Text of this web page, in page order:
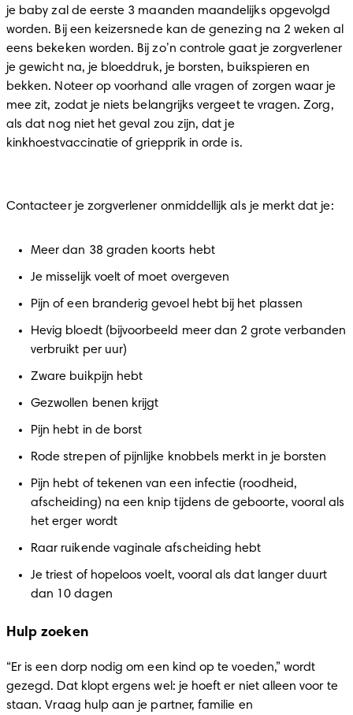
je baby zal de eerste 3 maanden maandelijks opgevolgd
worden. Bij een keizersnede kan de genezing na 2 weken al
eens bekeken worden. Bij zo’n controle gaat je zorgverlener
je gewicht na, je bloeddruk, je borsten, buikspieren en
bekken. Noteer op voorhand alle vragen of zorgen waar je
mee zit, zodat je niets belangrijks vergeet te vragen. Zorg,
als dat nog niet het geval zou zijn, dat je
kinkhoestvaccinatie of griepprik in orde is.
Contacteer je zorgverlener onmiddellijk als je merkt dat je:
Meer dan 38 graden koorts hebt
Je misselijk voelt of moet overgeven
Pijn of een branderig gevoel hebt bij het plassen
Hevig bloedt (bijvoorbeeld meer dan 2 grote verbanden
verbruikt per uur)
Zware buikpijn hebt
Gezwollen benen krijgt
Pijn hebt in de borst
Rode strepen of pijnlijke knobbels merkt in je borsten
Pijn hebt of tekenen van een infectie (roodheid,
afscheiding) na een knip tijdens de geboorte, vooral als
het erger wordt
Raar ruikende vaginale afscheiding hebt
Je triest of hopeloos voelt, vooral als dat langer duurt
dan 10 dagen
Hulp zoeken
“Er is een dorp nodig om een kind op te voeden,” wordt
gezegd. Dat klopt ergens wel: je hoeft er niet alleen voor te
staan. Vraag hulp aan je partner, familie en